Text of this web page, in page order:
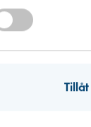
Mullsjö (lager)
Finns i lager (27 st)